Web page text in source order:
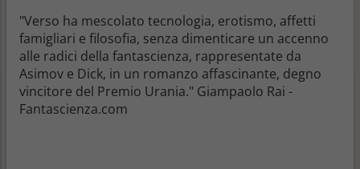
"Verso ha mescolato tecnologia, erotismo, affetti
famigliari e filosofia, senza dimenticare un accenno
alle radici della fantascienza, rappresentate da
Asimov e Dick, in un romanzo affascinante, degno
vincitore del Premio Urania." Giampaolo Rai -
Fantascienza.com